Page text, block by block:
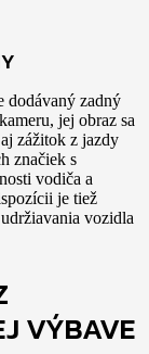
dodávaný zadný
jej obraz sa
zážitok z jazdy
značiek s
vodiča a
je tiež
vozidla
VÝBAVE